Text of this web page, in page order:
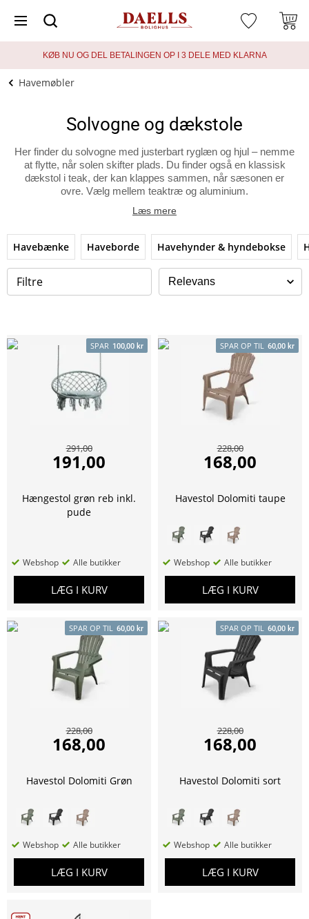
KØB NU OG DEL BETALINGEN OP I 3 DELE MED KLARNA
Havemøbler
Solvogne og dækstole
Her finder du solvogne med justerbart ryglæn og hjul – nemme
at flytte, når solen skifter plads. Du finder også en klassisk
dækstol i teak, der kan klappes sammen, når sæsonen er
ovre. Vælg mellem teaktræ og aluminium.
Læs mere
Havebænke Haveborde Havehynder & hyndebokse
Filtre
SPAR 100,00 kr
291,00
191,00
Hængestol grøn reb inkl.
pude
Webshop Alle butikker
LÆG I KURV
SPAR OP TIL 60,00 kr
228,00
168,00
Havestol Dolomiti taupe
Webshop Alle butikker
LÆG I KURV
SPAR OP TIL 60,00 kr
228,00
168,00
Havestol Dolomiti Grøn
Webshop Alle butikker
LÆG I KURV
SPAR OP TIL 60,00 kr
228,00
168,00
Havestol Dolomiti sort
Webshop Alle butikker
LÆG I KURV